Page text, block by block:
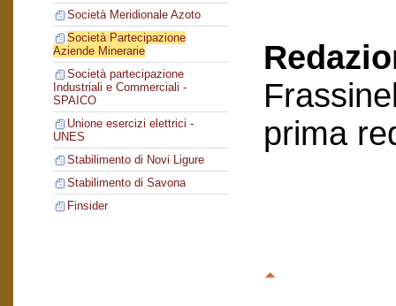
Società Meridionale Azoto
Società Partecipazione
Aziende Minerarie
Società partecipazione
Industriali e Commerciali -
SPAICO
Unione esercizi elettrici -
UNES
Stabilimento di Novi Ligure
Stabilimento di Savona
Finsider
prima